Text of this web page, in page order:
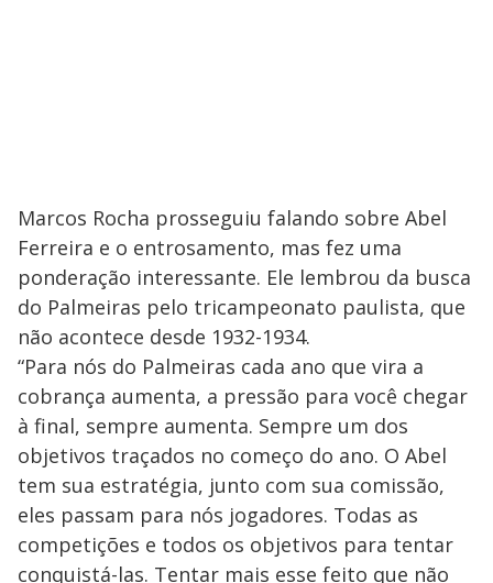
Marcos Rocha prosseguiu falando sobre Abel
Ferreira e o entrosamento, mas fez uma
ponderação interessante. Ele lembrou da busca
do Palmeiras pelo tricampeonato paulista, que
não acontece desde 1932-1934.
“Para nós do Palmeiras cada ano que vira a
cobrança aumenta, a pressão para você chegar
à final, sempre aumenta. Sempre um dos
objetivos traçados no começo do ano. O Abel
tem sua estratégia, junto com sua comissão,
eles passam para nós jogadores. Todas as
competições e todos os objetivos para tentar
conquistá-las. Tentar mais esse feito que não